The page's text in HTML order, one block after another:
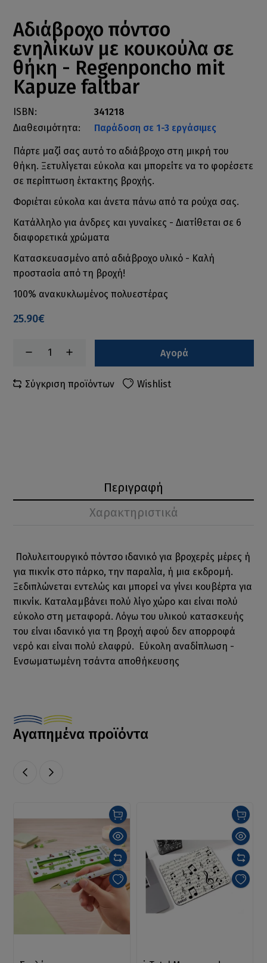
Αδιάβροχο πόντσο
ενηλίκων με κουκούλα σε
θήκη - Regenponcho mit
Kapuze faltbar
ISBN:
341218
Διαθεσιμότητα:
Παράδοση σε 1-3 εργάσιμες
Πάρτε μαζί σας αυτό το αδιάβροχο στη μικρή του
θήκη. Ξετυλίγεται εύκολα και μπορείτε να το φορέσετε
σε περίπτωση έκτακτης βροχής.
Φοριέται εύκολα και άνετα πάνω από τα ρούχα σας.
Κατάλληλο για άνδρες και γυναίκες - Διατίθεται σε 6
διαφορετικά χρώματα
Κατασκευασμένο από αδιάβροχο υλικό - Καλή
προστασία από τη βροχή!
100% ανακυκλωμένος πολυεστέρας
25.90€
Αγορά
Σύγκριση προϊόντων Wishlist
Περιγραφή
Χαρακτηριστικά
Πολυλειτουργικό πόντσο ιδανικό για βροχερές μέρες ή
για πικνίκ στο πάρκο, την παραλία, ή μια εκδρομή.
Ξεδιπλώνεται εντελώς και μπορεί να γίνει κουβέρτα για
πικνίκ. Καταλαμβάνει πολύ λίγο χώρο και είναι πολύ
εύκολο στη μεταφορά. Λόγω του υλικού κατασκευής
του είναι ιδανικό για τη βροχή αφού δεν απορροφά
νερό και είναι πολύ ελαφρύ. Εύκολη αναδίπλωση -
Ενσωματωμένη τσάντα αποθήκευσης
Αγαπημένα προϊόντα